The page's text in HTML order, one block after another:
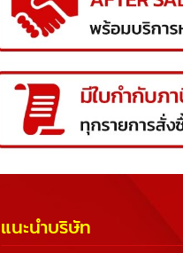
แนะนำบริษัท